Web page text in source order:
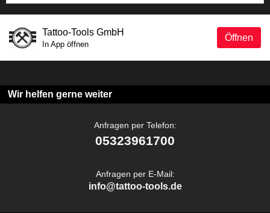
Öffnen
Tattoo-Tools GmbH
In App öffnen
Wir helfen gerne weiter
Anfragen per Telefon:
05323961700
Anfragen per E-Mail:
info@tattoo-tools.de